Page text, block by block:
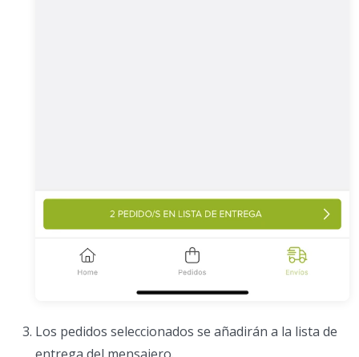
Los pedidos seleccionados se añadirán a la lista de